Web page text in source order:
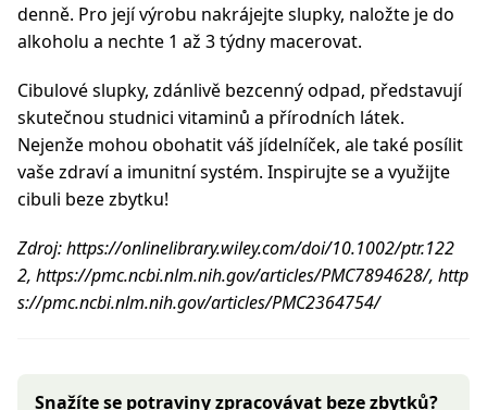
denně. Pro její výrobu nakrájejte slupky, naložte je do
alkoholu a nechte 1 až 3 týdny macerovat.
Cibulové slupky, zdánlivě bezcenný odpad, představují
skutečnou studnici vitaminů a přírodních látek.
Nejenže mohou obohatit váš jídelníček, ale také posílit
vaše zdraví a imunitní systém. Inspirujte se a využijte
cibuli beze zbytku!
Zdroj: https://onlinelibrary.wiley.com/doi/10.1002/ptr.122
2, https://pmc.ncbi.nlm.nih.gov/articles/PMC7894628/, http
s://pmc.ncbi.nlm.nih.gov/articles/PMC2364754/
Snažíte se potraviny zpracovávat beze zbytků?